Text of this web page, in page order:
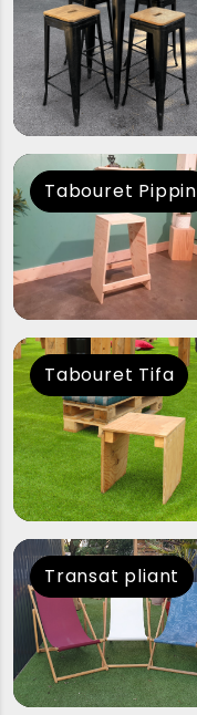
Tabouret Pippin
Tabouret Tifa
Transat pliant